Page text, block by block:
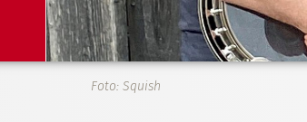
Foto: Squish